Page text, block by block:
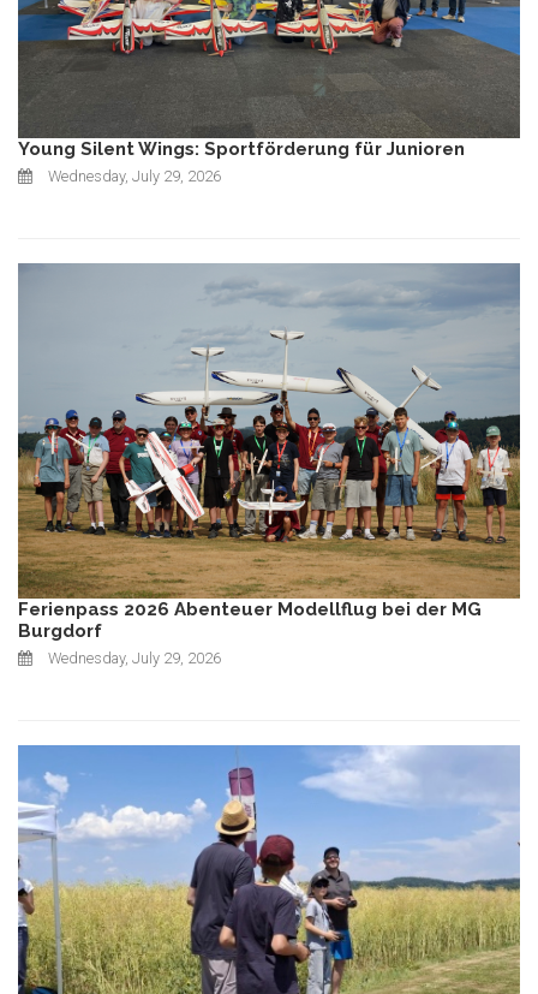
Young Silent Wings: Sportförderung für Junioren
Wednesday, July 29, 2026
Ferienpass 2026 Abenteuer Modellflug bei der MG
Burgdorf
Wednesday, July 29, 2026